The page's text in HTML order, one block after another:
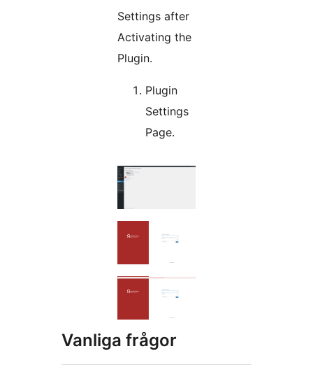
Settings after
Activating the
Plugin.
Plugin
Settings
Page.
Vanliga frågor